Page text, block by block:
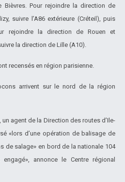
Pour rejoindre la direction de
suivre l’A86 extérieure (Créteil), puis
rejoindre la direction de Rouen et
la direction de Lille (A10).
recensés en région parisienne.
arrivent sur le nord de la région
un agent de la Direction des routes d’Ile-
«lors d’une opération de balisage de
de salage» en bord de la nationale 104
annonce le Centre régional